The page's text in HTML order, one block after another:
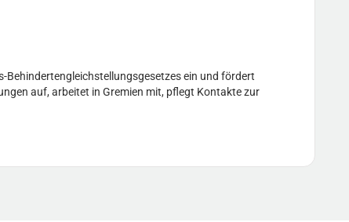
ein und fördert
auf, arbeitet in Gremien mit, pflegt Kontakte zur